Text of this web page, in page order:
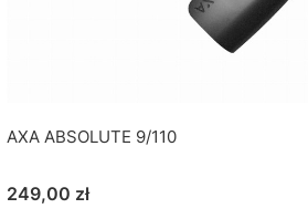
AXA ABSOLUTE 9/110
Cena
249,00 zł